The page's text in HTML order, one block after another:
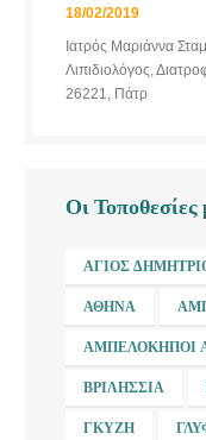
18/02/2019
Ιατρός Μαριάννα
Λιπιδιολόγος,
26221, Πάτρ
Οι Τοποθεσίες
ΆΓΙΟΣ
ΑΘΉΝΑ
ΑΜΠΕΛΌΚΗΠΟΙ
ΒΡΙΛΉΣΣΙΑ
ΓΚΎΖΗ